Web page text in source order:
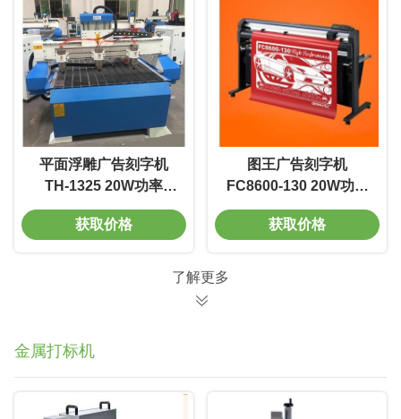
平面浮雕广告刻字机
TH-1325 20W功率
7000mm/s 线宽0.01m
质量好 电光转换率高
获取价格
图王广告刻字机
FC8600-130 20W功率
7000mm/s 线宽0.01m
质量好 电光转换率高
获取价格
了解更多
金属打标机